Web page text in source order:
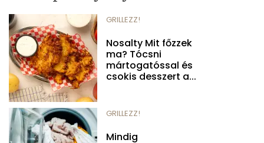
GRILLEZZ!
Nosalty Mit főzzek
ma? Tócsni
mártogatóssal és
csokis desszert a...
GRILLEZZ!
Mindig